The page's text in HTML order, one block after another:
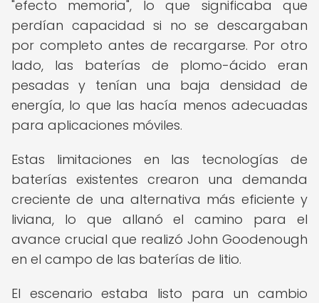
"efecto memoria", lo que significaba que
perdían capacidad si no se descargaban
por completo antes de recargarse. Por otro
lado, las baterías de plomo-ácido eran
pesadas y tenían una baja densidad de
energía, lo que las hacía menos adecuadas
para aplicaciones móviles.
Estas limitaciones en las tecnologías de
baterías existentes crearon una demanda
creciente de una alternativa más eficiente y
liviana, lo que allanó el camino para el
avance crucial que realizó John Goodenough
en el campo de las baterías de litio.
El escenario estaba listo para un cambio